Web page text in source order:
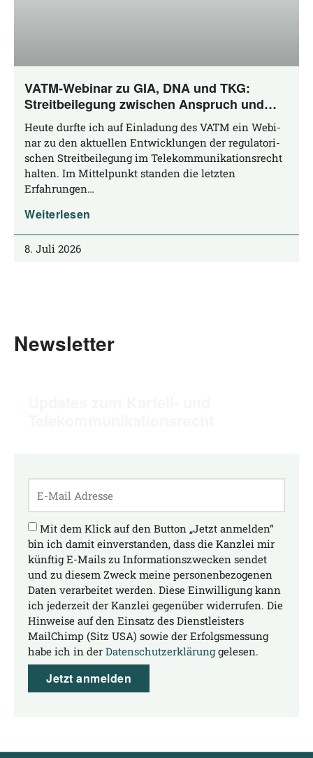
VATM-Webinar zu GIA, DNA und TKG:
Streitbeilegung zwischen Anspruch und
Praxis
Heu­te durf­te ich auf Ein­la­dung des VATM ein Web­i­
nar zu den aktu­el­len Ent­wick­lun­gen der regu­la­to­ri­
schen Streit­bei­le­gung im Tele­kom­mu­ni­ka­ti­ons­recht
hal­ten. Im Mit­tel­punkt stan­den die letz­ten
Erfahrungen…
Weiterlesen
8. Juli 2026
Newsletter
Mit dem Klick auf den Button „Jetzt anmelden“
bin ich damit einverstanden, dass die Kanzlei mir
künftig E-Mails zu Informationszwecken sendet
und zu diesem Zweck meine personenbezogenen
Daten verarbeitet werden. Diese Einwilligung kann
ich jederzeit der Kanzlei gegenüber widerrufen. Die
Hinweise auf den Einsatz des Dienstleisters
MailChimp (Sitz USA) sowie der Erfolgsmessung
habe ich in der Datenschutzerklärunggelesen.
Jetzt anmelden